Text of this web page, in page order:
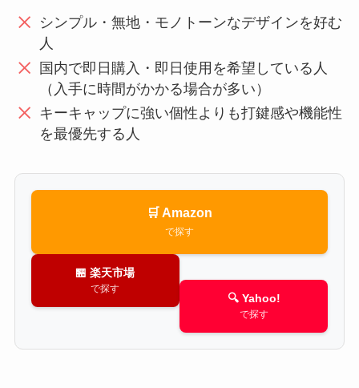
シンプル・無地・モノトーンなデザインを好む
人
国内で即日購入・即日使用を希望している人
（入手に時間がかかる場合が多い）
キーキャップに強い個性よりも打鍵感や機能性
を最優先する人
🛒 Amazon
で探す
🏪 楽天市場
で探す
🔍 Yahoo!
で探す